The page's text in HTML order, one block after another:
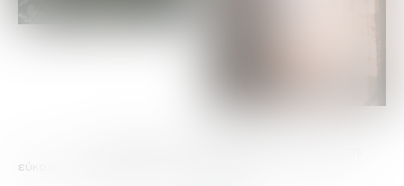
εύκολα προσεγγίσιμο στους 42 βαθμούς.